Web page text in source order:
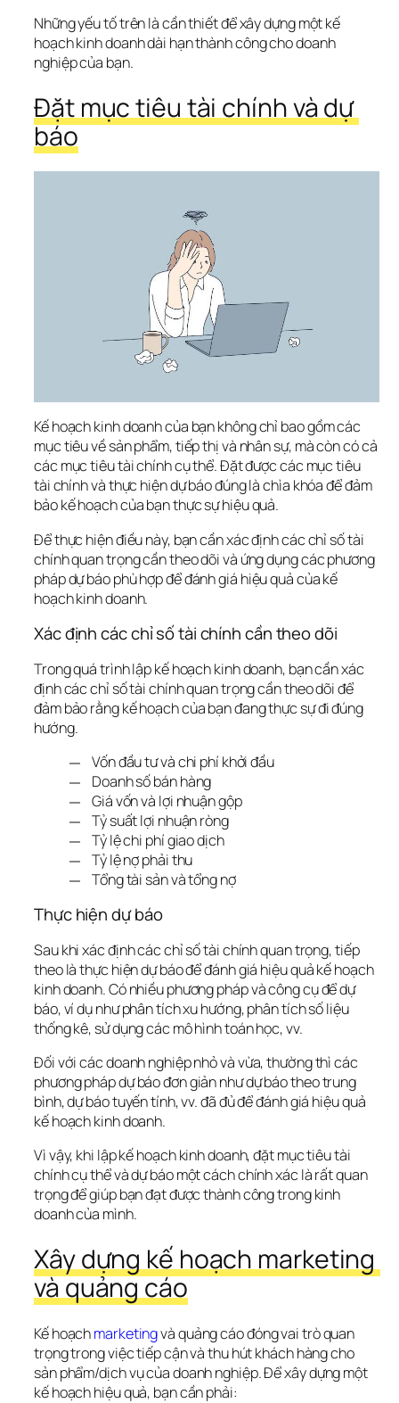
Những yếu tố trên là cần thiết để xây dựng một kế
hoạch kinh doanh dài hạn thành công cho doanh
nghiệp của bạn.
Đặt mục tiêu tài chính và dự
báo
Kế hoạch kinh doanh của bạn không chỉ bao gồm các
mục tiêu về sản phẩm, tiếp thị và nhân sự, mà còn có cả
các mục tiêu tài chính cụ thể. Đặt được các mục tiêu
tài chính và thực hiện dự báo đúng là chìa khóa để đảm
bảo kế hoạch của bạn thực sự hiệu quả.
Để thực hiện điều này, bạn cần xác định các chỉ số tài
chính quan trọng cần theo dõi và ứng dụng các phương
pháp dự báo phù hợp để đánh giá hiệu quả của kế
hoạch kinh doanh.
Xác định các chỉ số tài chính cần theo dõi
Trong quá trình lập kế hoạch kinh doanh, bạn cần xác
định các chỉ số tài chính quan trọng cần theo dõi để
đảm bảo rằng kế hoạch của bạn đang thực sự đi đúng
hướng.
Vốn đầu tư và chi phí khởi đầu
Doanh số bán hàng
Giá vốn và lợi nhuận gộp
Tỷ suất lợi nhuận ròng
Tỷ lệ chi phí giao dịch
Tỷ lệ nợ phải thu
Tổng tài sản và tổng nợ
Thực hiện dự báo
Sau khi xác định các chỉ số tài chính quan trọng, tiếp
theo là thực hiện dự báo để đánh giá hiệu quả kế hoạch
kinh doanh. Có nhiều phương pháp và công cụ để dự
báo, ví dụ như phân tích xu hướng, phân tích số liệu
thống kê, sử dụng các mô hình toán học, vv.
Đối với các doanh nghiệp nhỏ và vừa, thường thì các
phương pháp dự báo đơn giản như dự báo theo trung
bình, dự báo tuyến tính, vv. đã đủ để đánh giá hiệu quả
kế hoạch kinh doanh.
Vì vậy, khi lập kế hoạch kinh doanh, đặt mục tiêu tài
chính cụ thể và dự báo một cách chính xác là rất quan
trọng để giúp bạn đạt được thành công trong kinh
doanh của mình.
Xây dựng kế hoạch marketing
và quảng cáo
Kế hoạch marketing và quảng cáo đóng vai trò quan
trọng trong việc tiếp cận và thu hút khách hàng cho
sản phẩm/dịch vụ của doanh nghiệp. Để xây dựng một
kế hoạch hiệu quả, bạn cần phải: